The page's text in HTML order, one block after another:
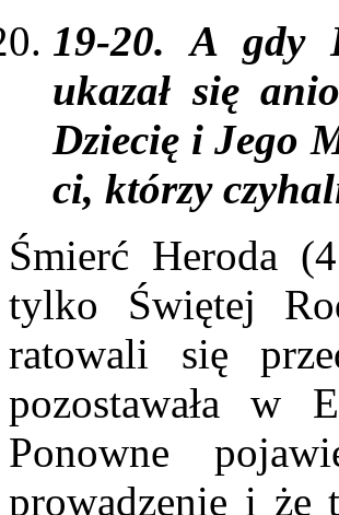
19-20. A gdy
ukazał się
Dziecię i Jego
ci, którzy
Śmierć Heroda
tylko Świętej
ratowali się
pozostawała w
Ponowne
prowadzenie i że